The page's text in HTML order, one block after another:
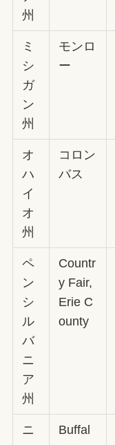
州
ミ
シ
ガ
ン
州
モンロ
ー
オ
ハ
イ
オ
州
コロン
バス
ペ
ン
シ
ル
バ
ニ
ア
州
Countr
y Fair,
Erie C
ounty
ニ
Buffal